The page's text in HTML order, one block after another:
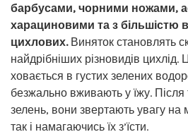
барбусами, чорними ножами,
харациновими та з більшістю
цихлових. Виняток становлять
найдрібніших різновидів цихлід.
ховається в густих зелених
безжально вживають у їжу. Після
зелень, вони звертають увагу на
так і намагаючись їх з’їсти.